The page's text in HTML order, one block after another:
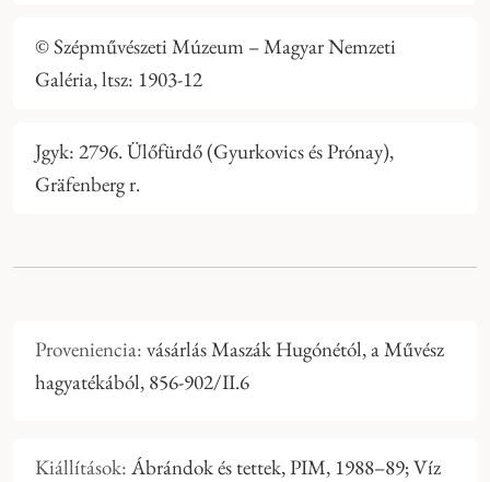
© Szépművészeti Múzeum – Magyar Nemzeti
Galéria, ltsz: 1903-12
Jgyk: 2796. Ülőfürdő (Gyurkovics és Prónay),
Gräfenberg r.
Proveniencia: vásárlás Maszák Hugónétól, a Művész
hagyatékából, 856-902/II.6
Kiállítások: Ábrándok és tettek, PIM, 1988–89; Víz